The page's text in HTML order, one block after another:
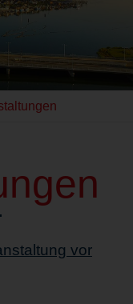
vor